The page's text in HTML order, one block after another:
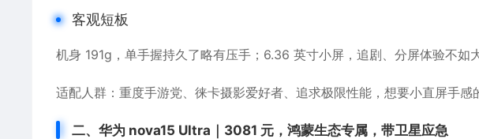
客观短板
机身 191g，单手握持久了略有压手；6.36 英寸小屏，追剧、分屏体验不如
适配人群：重度手游党、徕卡摄影爱好者、追求极限性能，想要小直屏手感
二、华为 nova15 Ultra｜3081 元，鸿蒙生态专属，带卫星应急